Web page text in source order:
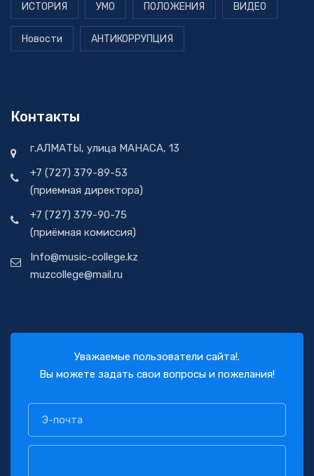
ИСТОРИЯ УМО ПОЛОЖЕНИЯ ВИДЕО
Новости АНТИКОРРУПЦИЯ
Контакты
г.АЛМАТЫ, улица МАНАСА, 13
+7 (727) 379-89-53
(приемная директора)
+7 (727) 379-90-75
(приёмная комиссия)
Info@music-college.kz
muzcollege@mail.ru
Уважаемые пользователи сайта!.
Вы можете задать свои вопросы и пожелания!